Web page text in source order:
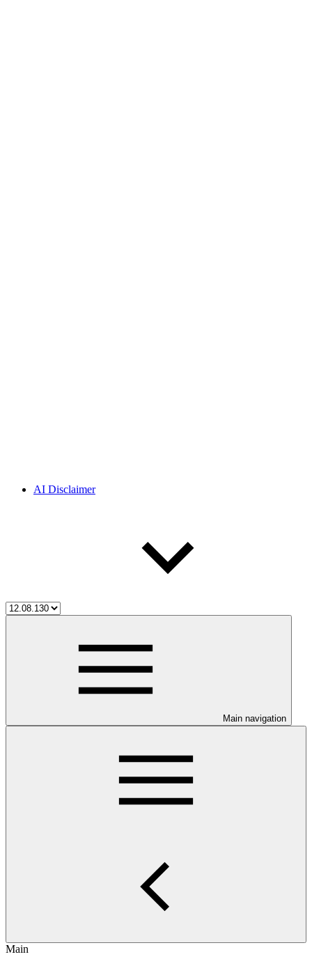
AI Disclaimer
Main navigation
Main